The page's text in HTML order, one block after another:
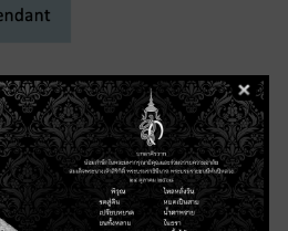
แบบออนไลน์ (On-
เป็นวิธีการที่วิศวกรหรือ
แกรมควบคุมการทำงาน ของหุ่นยนต์